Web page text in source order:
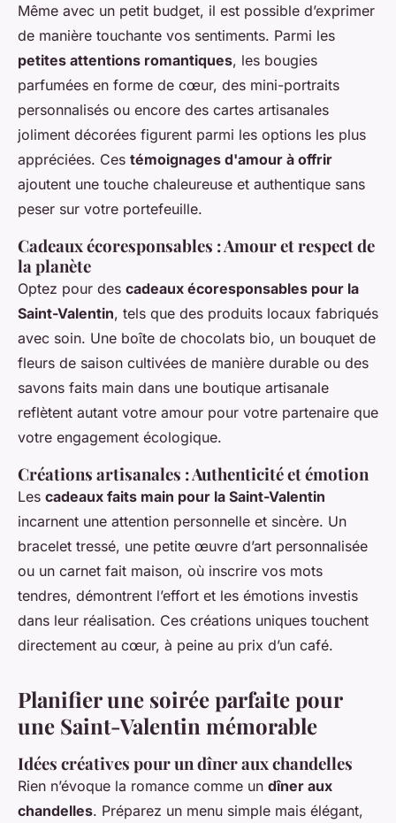
Même avec un petit budget, il est possible d’exprimer
de manière touchante vos sentiments. Parmi les
petites attentions romantiques, les bougies
parfumées en forme de cœur, des mini-portraits
personnalisés ou encore des cartes artisanales
joliment décorées figurent parmi les options les plus
appréciées. Ces témoignages d'amour à offrir
ajoutent une touche chaleureuse et authentique sans
peser sur votre portefeuille.
Cadeaux écoresponsables : Amour et respect de
la planète
Optez pour des cadeaux écoresponsables pour la
Saint-Valentin, tels que des produits locaux fabriqués
avec soin. Une boîte de chocolats bio, un bouquet de
fleurs de saison cultivées de manière durable ou des
savons faits main dans une boutique artisanale
reflètent autant votre amour pour votre partenaire que
votre engagement écologique.
Créations artisanales : Authenticité et émotion
Les cadeaux faits main pour la Saint-Valentin
incarnent une attention personnelle et sincère. Un
bracelet tressé, une petite œuvre d’art personnalisée
ou un carnet fait maison, où inscrire vos mots
tendres, démontrent l’effort et les émotions investis
dans leur réalisation. Ces créations uniques touchent
directement au cœur, à peine au prix d’un café.
Planifier une soirée parfaite pour
une Saint-Valentin mémorable
Idées créatives pour un dîner aux chandelles
Rien n’évoque la romance comme un dîner aux
chandelles. Préparez un menu simple mais élégant,